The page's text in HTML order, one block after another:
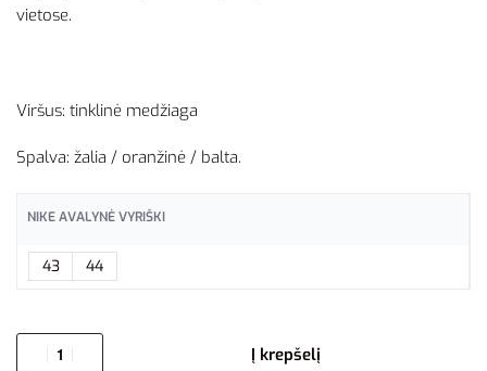
vietose.
Viršus: tinklinė medžiaga
Spalva: žalia / oranžinė / balta.
NIKE AVALYNĖ VYRIŠKI
43 44
Į krepšelį